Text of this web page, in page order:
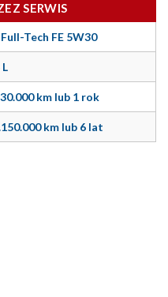
SERWIS
Tech FE 5W30
L
km lub 1 rok
km lub 6 lat